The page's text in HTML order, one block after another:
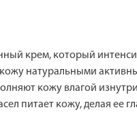
крем, который
натуральными
кожу влагой
питает кожу, делая ее